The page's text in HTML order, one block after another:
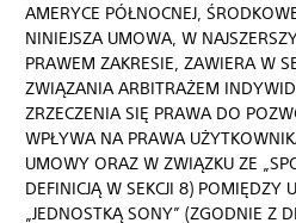
AMERYCE PÓŁNOCNEJ,
NINIEJSZA UMOWA, W
PRAWEM ZAKRESIE, ZAWIERA W
ZWIĄZANIA ARBITRAŻEM
ZRZECZENIA SIĘ PRAWA DO
WPŁYWA NA PRAWA
UMOWY ORAZ W ZWIĄZKU ZE
DEFINICJĄ W SEKCJI 8) POMIĘDZY
„JEDNOSTKĄ SONY” (ZGODNIE Z